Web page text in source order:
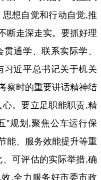
想自觉和行动自觉,推
断走深走实。要抓好理
通学、联系实际学、
习近平总书记关于机关
察时的重要讲话精神结
。要立足职能职责,精
”规划,聚焦公车运行保
能、服务效能提升等重
可评估的实际举措,确
,全力服务好市委市政